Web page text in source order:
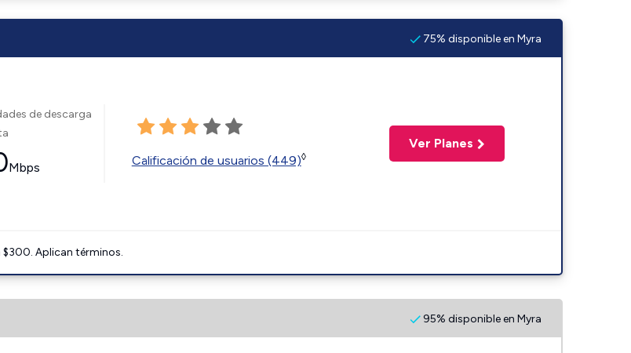
75% disponible en Myra
de descarga
Mbps Calificación de usuarios (449)◊
Ver Planes
Aplican términos.
95% disponible en Myra